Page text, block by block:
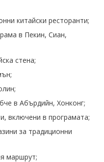
китайски ресторанти;
в Пекин, Сиан,
стена;
в Абърдийн, Хонконг;
включени в програмата;
за традиционни
маршрут;